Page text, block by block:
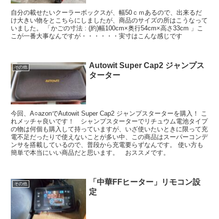
自分の載せたいクーラーボックスが、幅50ｃｍあるので、出来るだ
け大きい物をとこちらにしましたが、商品のサイズの所はこうなって
いました。 「かごの寸法 : (約)幅100cm×奥行54cm×高さ33cm 」こ
こが一番大事なんですが・・・・・・実寸はこんな感じです
その他
Autowit Super Cap2 ジャンプス
ターター
今回、A○azonでAutowit Super Cap2 ジャンプスターターを購入！ こ
れメッチャ良いです！ シャンプスターターでリチュウム電池タイプ
の物は何個も購入して持っていますが、いざ使いたいときに限って充
電不足だったりで使えないことが多い中、この商品はスーパーコンデ
ンサを搭載しているので、普段から充電要らずなんです。 使い方も
簡単で本当にいい商品だと思います。 おススメです。
その他
「中華FFヒーター」リモコン設
定